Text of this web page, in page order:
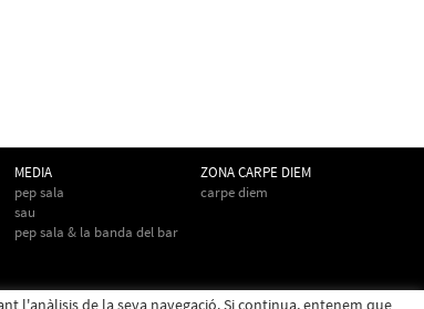
MEDIA
pep sala
sau
pep sala & la banda del bar
ZONA CARPE DIEM
carpe diem
l'anàlisis de la seva navegació. Si continua, entenem que